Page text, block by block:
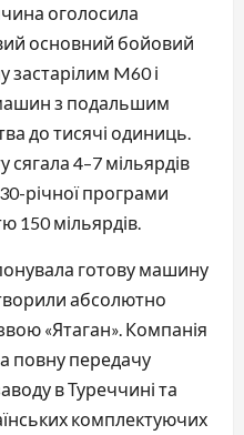
оголосила
основний бойовий
застарілим M60 і
з подальшим
до тисячі одиниць.
сягала 4–7 мільярдів
річної програми
150 мільярдів.
готову машину
абсолютно
«Ятаган». Компанія
повну передачу
в Туреччині та
комплектуючих